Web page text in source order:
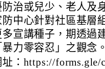
治或兒少、老人及
中心針對社區基層
宣講種子，期透過
暴力零容忍」之觀念
：https://